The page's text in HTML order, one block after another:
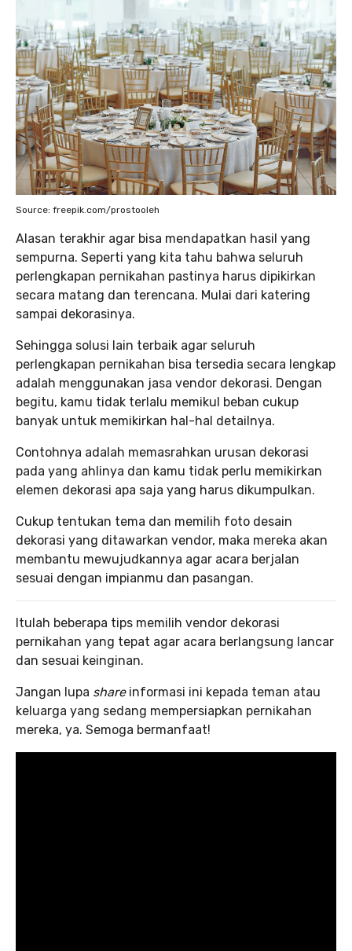
Source: freepik.com/prostooleh
Alasan terakhir agar bisa mendapatkan hasil yang
sempurna. Seperti yang kita tahu bahwa seluruh
perlengkapan pernikahan pastinya harus dipikirkan
secara matang dan terencana. Mulai dari katering
sampai dekorasinya.
Sehingga solusi lain terbaik agar seluruh
perlengkapan pernikahan bisa tersedia secara lengkap
adalah menggunakan jasa vendor dekorasi. Dengan
begitu, kamu tidak terlalu memikul beban cukup
banyak untuk memikirkan hal-hal detailnya.
Contohnya adalah memasrahkan urusan dekorasi
pada yang ahlinya dan kamu tidak perlu memikirkan
elemen dekorasi apa saja yang harus dikumpulkan.
Cukup tentukan tema dan memilih foto desain
dekorasi yang ditawarkan vendor, maka mereka akan
membantu mewujudkannya agar acara berjalan
sesuai dengan impianmu dan pasangan.
Itulah beberapa tips memilih vendor dekorasi
pernikahan yang tepat agar acara berlangsung lancar
dan sesuai keinginan.
Jangan lupa shareinformasi ini kepada teman atau
keluarga yang sedang mempersiapkan pernikahan
mereka, ya. Semoga bermanfaat!